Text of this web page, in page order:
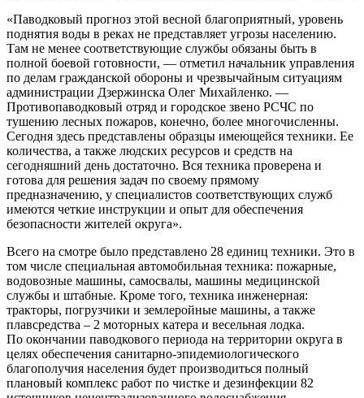
«Паводковый прогноз этой весной благоприятный, уровень
поднятия воды в реках не представляет угрозы населению.
Там не менее соответствующие службы обязаны быть в
полной боевой готовности, — отметил начальник управления
по делам гражданской обороны и чрезвычайным ситуациям
администрации Дзержинска Олег Михайленко. —
Противопаводковый отряд и городское звено РСЧС по
тушению лесных пожаров, конечно, более многочисленны.
Сегодня здесь представлены образцы имеющейся техники. Ее
количества, а также людских ресурсов и средств на
сегодняшний день достаточно. Вся техника проверена и
готова для решения задач по своему прямому
предназначению, у специалистов соответствующих служб
имеются четкие инструкции и опыт для обеспечения
безопасности жителей округа».
Всего на смотре было представлено 28 единиц техники. Это в
том числе специальная автомобильная техника: пожарные,
водовозные машины, самосвалы, машины медицинской
службы и штабные. Кроме того, техника инженерная:
тракторы, погрузчики и землеройные машины, а также
плавсредства – 2 моторных катера и весельная лодка.
По окончании паводкового периода на территории округа в
целях обеспечения санитарно-эпидемиологического
благополучия населения будет производиться полный
плановый комплекс работ по чистке и дезинфекции 82